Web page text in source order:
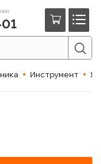
(44)
Инструмент